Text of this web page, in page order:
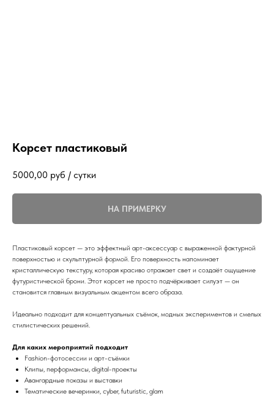
Корсет пластиковый
5000,00 руб / сутки
НА ПРИМЕРКУ
Пластиковый корсет — это эффектный арт-аксессуар с выраженной фактурной
поверхностью и скульптурной формой. Его поверхность напоминает
кристаллическую текстуру, которая красиво отражает свет и создаёт ощущение
футуристической брони. Этот корсет не просто подчёркивает силуэт — он
становится главным визуальным акцентом всего образа.
Идеально подходит для концептуальных съёмок, модных экспериментов и смелых
стилистических решений.
Для каких мероприятий подходит
Fashion-фотосессии и арт-съёмки
Клипы, перформансы, digital-проекты
Авангардные показы и выставки
Тематические вечеринки, cyber, futuristic, glam